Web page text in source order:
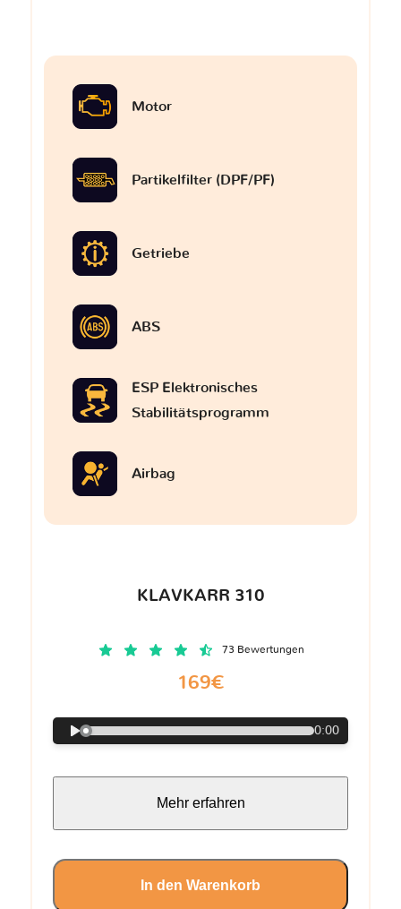
Motor
Partikelfilter (DPF/PF)
Getriebe
ABS
ESP Elektronisches
Stabilitätsprogramm
Airbag
KLAVKARR 310
73 Bewertungen
169€
0:00
Mehr erfahren
In den Warenkorb